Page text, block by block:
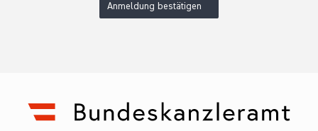
Anmeldung bestätigen